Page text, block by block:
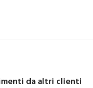
da altri clienti